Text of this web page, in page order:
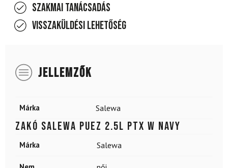
Szakmai tanácsadás
Visszaküldési lehetőség
JELLEMZŐK
Márka Salewa
Zakó SALEWA Puez 2.5L PTX W Navy
Márka Salewa